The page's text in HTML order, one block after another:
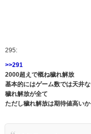
295:
>>291
2000超えで概ね穢れ解放
基本的にはゲーム数では天井
穢れ解放が全て
ただし穢れ解放は期待値高いか